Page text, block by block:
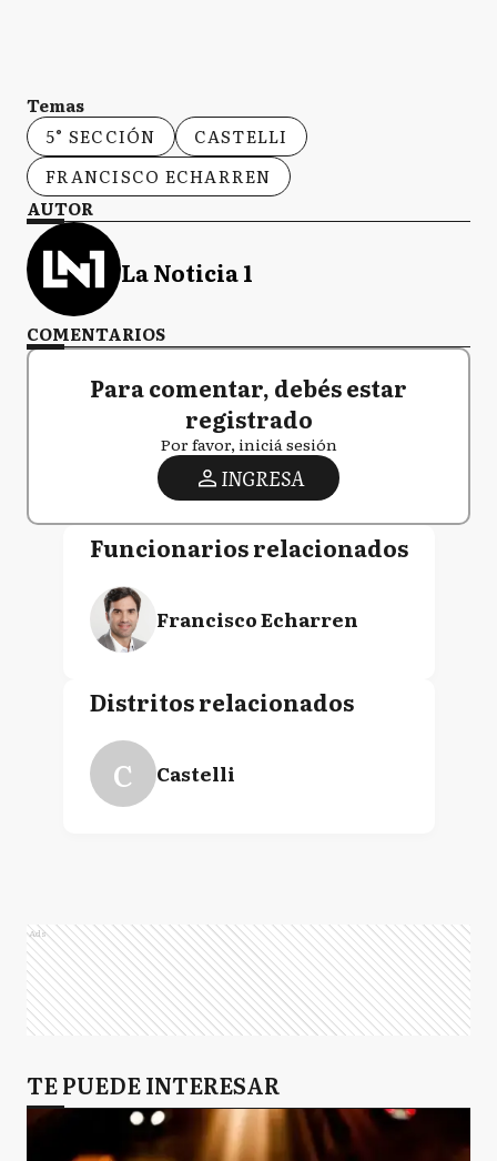
Temas
5° SECCIÓN
CASTELLI
FRANCISCO ECHARREN
AUTOR
La Noticia 1
COMENTARIOS
Para comentar, debés estar
registrado
Por favor, iniciá sesión
INGRESA
Funcionarios relacionados
Francisco Echarren
Distritos relacionados
C Castelli
Ads
TE PUEDE INTERESAR